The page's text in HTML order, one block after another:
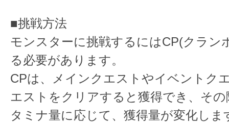
■挑戦方法
モンスターに挑戦するにはCP(クラン
る必要があります。
CPは、メインクエストやイベントク
エストをクリアすると獲得でき、そ
タミナ量に応じて、獲得量が変化しま